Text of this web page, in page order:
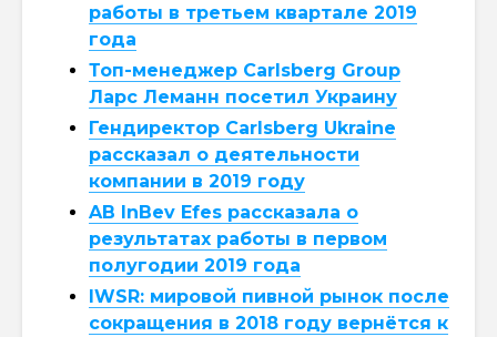
работы в третьем квартале 2019
года
Топ-менеджер Carlsberg Group
Ларс Леманн посетил Украину
Гендиректор Carlsberg Ukraine
рассказал о деятельности
компании в 2019 году
AB InBev Efes рассказала о
результатах работы в первом
полугодии 2019 года
IWSR: мировой пивной рынок после
сокращения в 2018 году вернётся к